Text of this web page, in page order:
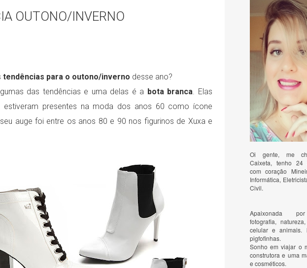
OUTONO/INVERNO
tendências para o outono/inverno desse ano?
das tendências e uma delas é a bota branca. Elas
presentes na moda dos anos 60 como ícone
auge foi entre os anos 80 e 90 nos figurinos de Xuxa e
Oi gente, me
Caixeta, tenho 24
com coração
Informática,
Civil.
Apaixonada
fotografia,
celular e animais.
pigfofinhas.
Sonho em viajar o
construtora e uma
e cosméticos.